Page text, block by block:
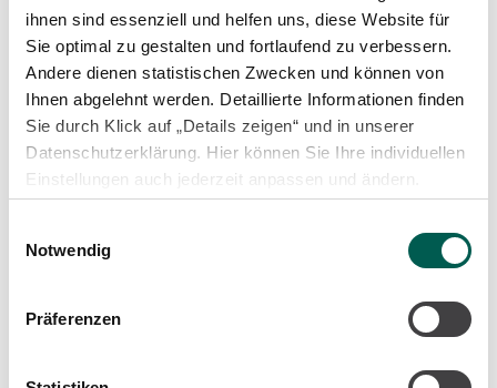
ihnen sind essenziell und helfen uns, diese Website für
Sie optimal zu gestalten und fortlaufend zu verbessern.
Andere dienen statistischen Zwecken und können von
Ihnen abgelehnt werden. Detaillierte Informationen finden
Sie durch Klick auf „Details zeigen“ und in unserer
Datenschutzerklärung. Hier können Sie Ihre individuellen
Einstellungen auch jederzeit anpassen und ändern.
Notwendig
Präferenzen
Versorgungstechnik aus
einer Hand
In diesen Bereichen unterstützen wir Kunden:
Heizung / Warmwasser / Kälte
Labor- und Reinraumtechnik